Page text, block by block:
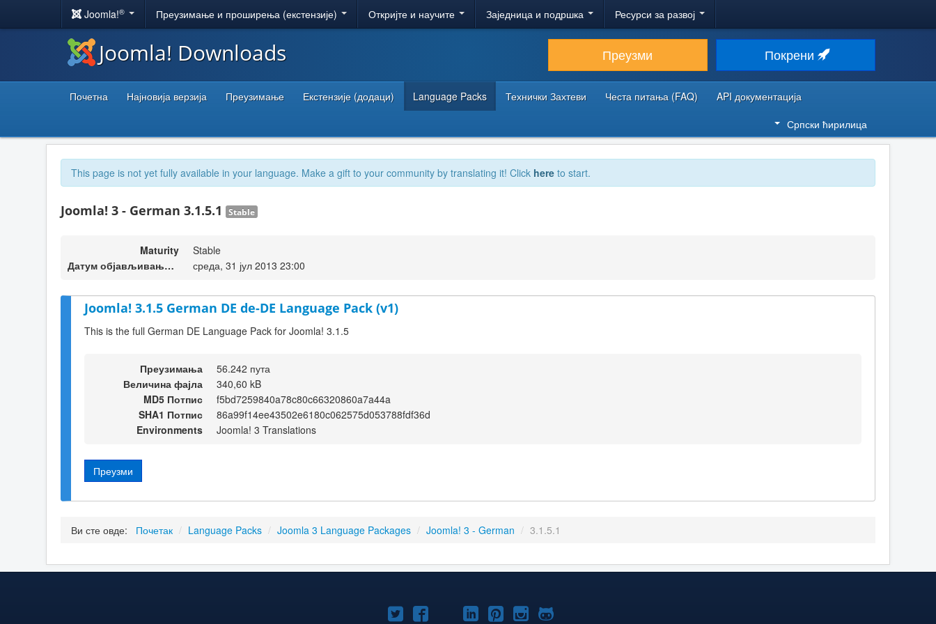
Joomla!® Преузимање и проширења (екстензије) Откријте и научите Заједница и подршка Ресурси за развој
Joomla! Downloads Преузми Покрени
Почетна Најновија верзија Преузимање Екстензије (додаци) Language Packs Технички Захтеви Честа питања (FAQ)
API документација
Српски ћирилица
This page is not yet fully available in your language. Make a gift to your community by translating it! Click here to start.
Joomla! 3 - German 3.1.5.1 Stable
Maturity
Stable
Датум објављивања верзије
среда, 31 јул 2013 23:00
Joomla! 3.1.5 German DE de-DE Language Pack (v1)
This is the full German DE Language Pack for Joomla! 3.1.5
Преузимања
56.242 пута
Величина фајла
340,60 kB
MD5 Потпис
f5bd7259840a78c80c66320860a7a44a
SHA1 Потпис
86a99f14ee43502e6180c062575d053788fdf36d
Environments
Joomla! 3 Translations
Преузми
Ви сте овде: Почетак / Language Packs / Joomla 3 Language Packages / Joomla! 3 - German / 3.1.5.1
Joomla!Joomla!Joomla!
Joomla!Joomla!
Joomla!Joomla!